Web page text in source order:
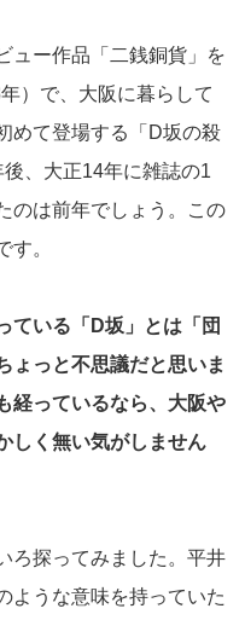
ュー作品「二銭銅貨」を
）で、大阪に暮らして
めて登場する「D坂の殺
、大正14年に雑誌の1
のは前年でしょう。この
す。
ている「D坂」とは「団
ょっと不思議だと思いま
っているなら、大阪や
しく無い気がしません
ろ探ってみました。平井
ような意味を持っていた